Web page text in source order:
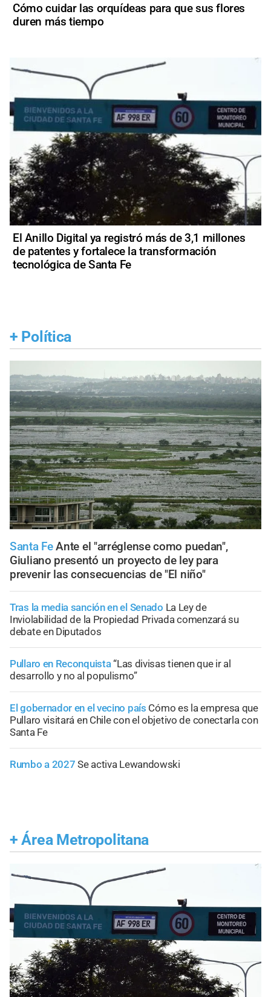
Cómo cuidar las orquídeas para que sus flores
duren más tiempo
El Anillo Digital ya registró más de 3,1 millones
de patentes y fortalece la transformación
tecnológica de Santa Fe
+ Política
Santa Fe Ante el "arréglense como puedan",
Giuliano presentó un proyecto de ley para
prevenir las consecuencias de "El niño"
Tras la media sanción en el Senado La Ley de
Inviolabilidad de la Propiedad Privada comenzará su
debate en Diputados
Pullaro en Reconquista“Las divisas tienen que ir al
desarrollo y no al populismo”
El gobernador en el vecino país Cómo es la empresa que
Pullaro visitará en Chile con el objetivo de conectarla con
Santa Fe
Rumbo a 2027 Se activa Lewandowski
+ Área Metropolitana